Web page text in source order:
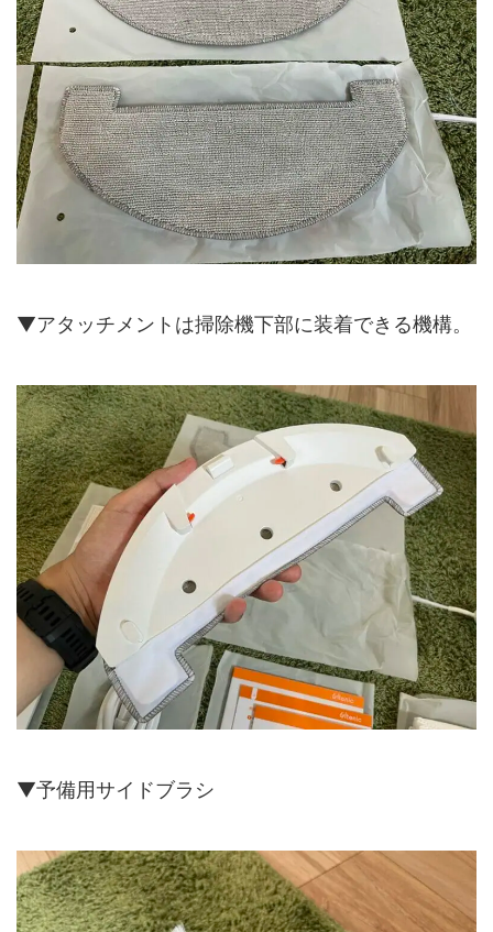
▼アタッチメントは掃除機下部に装着できる機構。
▼予備用サイドブラシ